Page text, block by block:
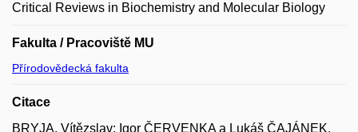
Critical Reviews in Biochemistry and Molecular Biology
Fakulta / Pracoviště MU
Přírodovědecká fakulta
Citace
BRYJA, Vítězslav; Igor ČERVENKA a Lukáš ČAJÁNEK.